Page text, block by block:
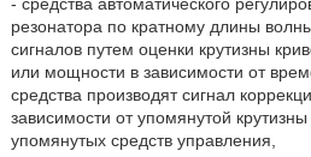
резонатора по кратному длины
сигналов путем оценки крутизны
или мощности в зависимости от
средства производят сигнал
зависимости от упомянутой
упомянутых средств управления,